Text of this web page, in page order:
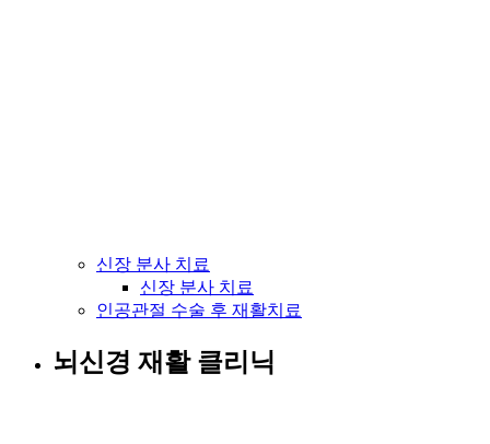
신장 분사 치료
신장 분사 치료
인공관절 수술 후 재활치료
뇌신경 재활 클리닉